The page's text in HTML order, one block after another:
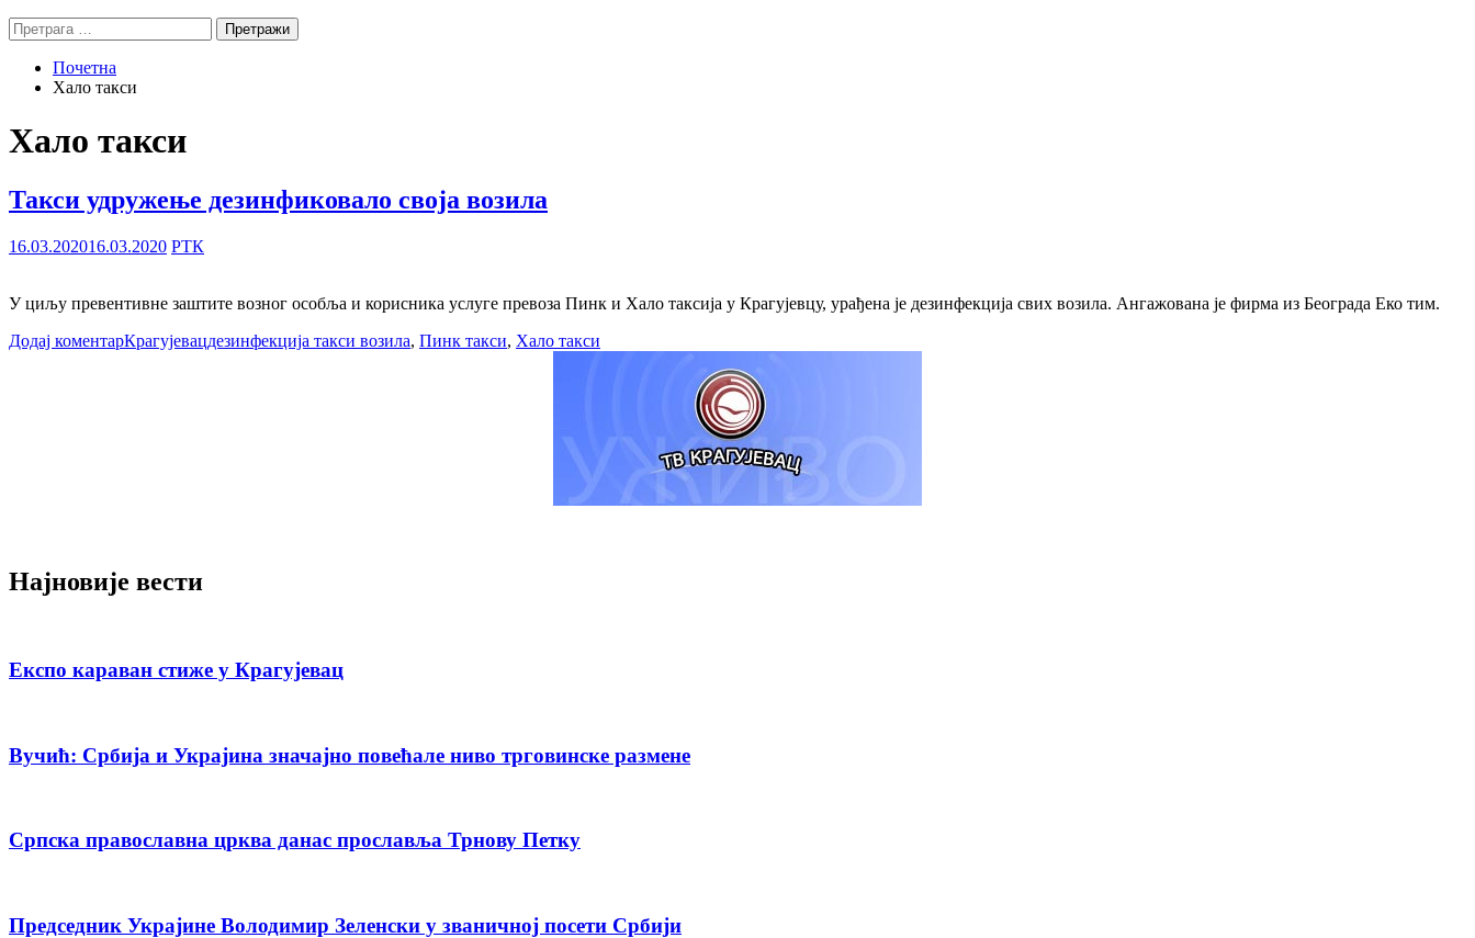
Претрага
за:
Почетна
Хало такси
Хало такси
Такси удружење дезинфиковало своја возила
16.03.202016.03.2020 РТК
У циљу превентивне заштите возног особља и корисника услуге превоза Пинк и Хало таксија у Крагујевцу, урађена је дезинфекција свих возила. Ангажована је фирма из Београда Еко тим.
Додај коментарКрагујевацдезинфекција такси возила, Пинк такси, Хало такси
Најновије вести
Експо караван стиже у Крагујевац
Вучић: Србија и Украјина значајно повећале ниво трговинске размене
Српска православна црква данас прославља Трнову Петку
Председник Украјине Володимир Зеленски у званичној посети Србији